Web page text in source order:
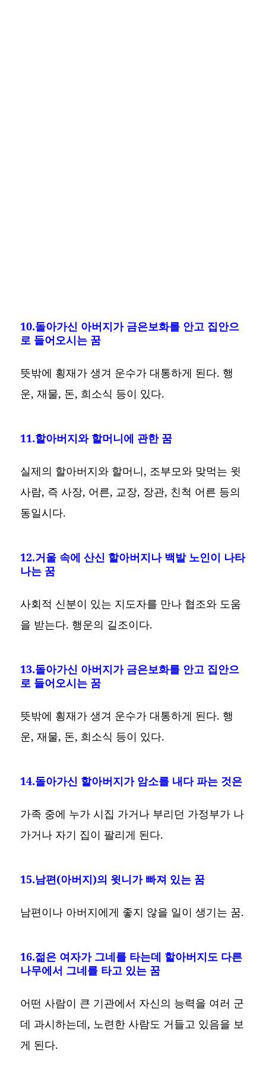
10.돌아가신 아버지가 금은보화를 안고 집안으
로 들어오시는 꿈
뜻밖에 횡재가 생겨 운수가 대통하게 된다. 행
운, 재물, 돈, 희소식 등이 있다.
11.할아버지와 할머니에 관한 꿈
실제의 할아버지와 할머니, 조부모와 맞먹는 윗
사람, 즉 사장, 어른, 교장, 장관, 친척 어른 등의
동일시다.
12.거울 속에 산신 할아버지나 백발 노인이 나타
나는 꿈
사회적 신분이 있는 지도자를 만나 협조와 도움
을 받는다. 행운의 길조이다.
13.돌아가신 아버지가 금은보화를 안고 집안으
로 들어오시는 꿈
뜻밖에 횡재가 생겨 운수가 대통하게 된다. 행
운, 재물, 돈, 희소식 등이 있다.
14.돌아가신 할아버지가 암소를 내다 파는 것은
가족 중에 누가 시집 가거나 부리던 가정부가 나
가거나 자기 집이 팔리게 된다.
15.남편(아버지)의 윗니가 빠져 있는 꿈
남편이나 아버지에게 좋지 않을 일이 생기는 꿈.
16.젊은 여자가 그네를 타는데 할아버지도 다른
나무에서 그네를 타고 있는 꿈
어떤 사람이 큰 기관에서 자신의 능력을 여러 군
데 과시하는데, 노련한 사람도 거들고 있음을 보
게 된다.